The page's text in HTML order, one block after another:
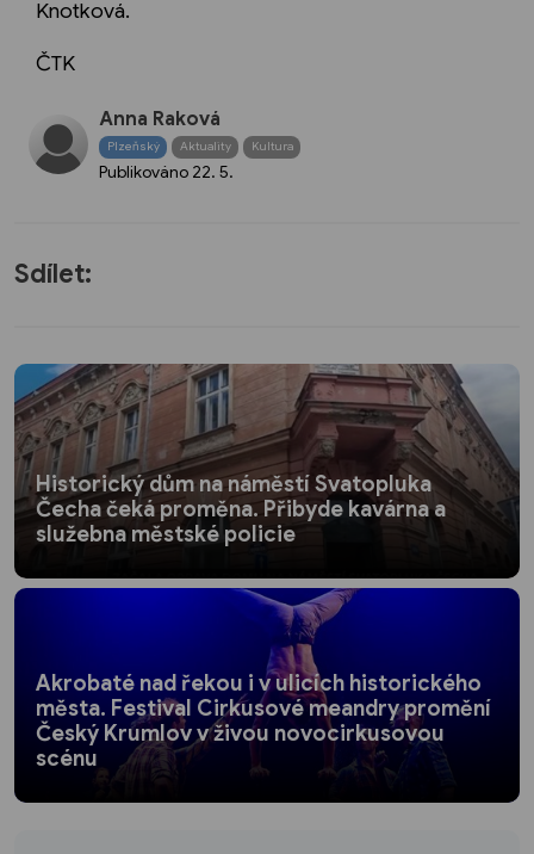
Knotková.
ČTK
Anna Raková
Plzeňský Aktuality Kultura
Publikováno 22. 5.
Sdílet:
Historický dům na náměstí Svatopluka
Čecha čeká proměna. Přibyde kavárna a
služebna městské policie
Akrobaté nad řekou i v ulicích historického
města. Festival Cirkusové meandry promění
Český Krumlov v živou novocirkusovou
scénu